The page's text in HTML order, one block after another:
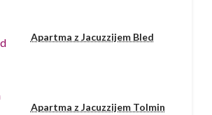
Apartma z Jacuzzijem Bled
Apartma z Jacuzzijem Tolmin